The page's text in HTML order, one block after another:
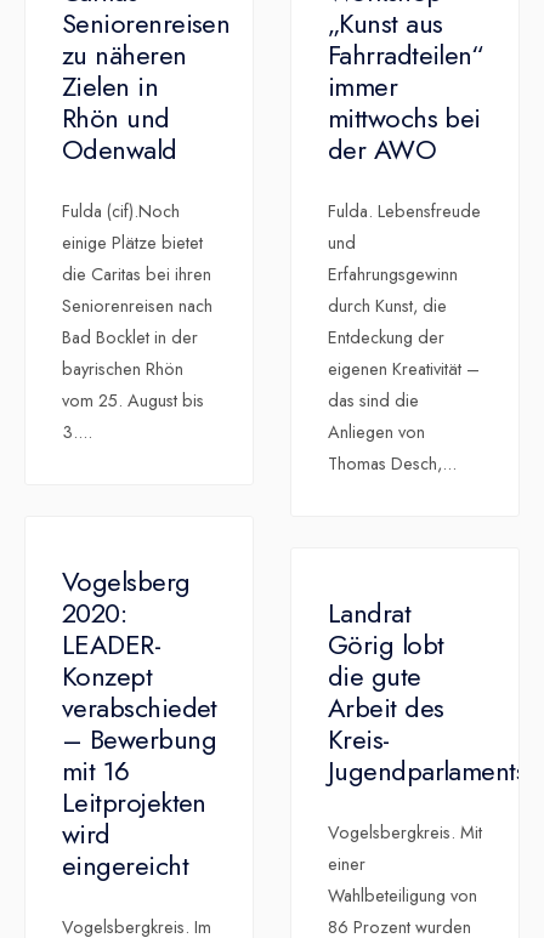
„Kunst aus
Fahrradteilen“
immer
mittwochs bei
der AWO
Fulda. Lebensfreude
und
Erfahrungsgewinn
durch Kunst, die
Entdeckung der
eigenen Kreativität –
das sind die
Anliegen von
Thomas Desch,...
Seniorenreisen
zu näheren
Zielen in
Rhön und
Odenwald
Fulda (cif).Noch
einige Plätze bietet
die Caritas bei ihren
Seniorenreisen nach
Bad Bocklet in der
bayrischen Rhön
vom 25. August bis
3....
Vogelsberg
2020:
LEADER-
Konzept
verabschiedet
– Bewerbung
mit 16
Leitprojekten
wird
eingereicht
Vogelsbergkreis. Im
Landrat
Görig lobt
die gute
Arbeit des
Kreis-
Jugendparlaments
Vogelsbergkreis. Mit
einer
Wahlbeteiligung von
86 Prozent wurden